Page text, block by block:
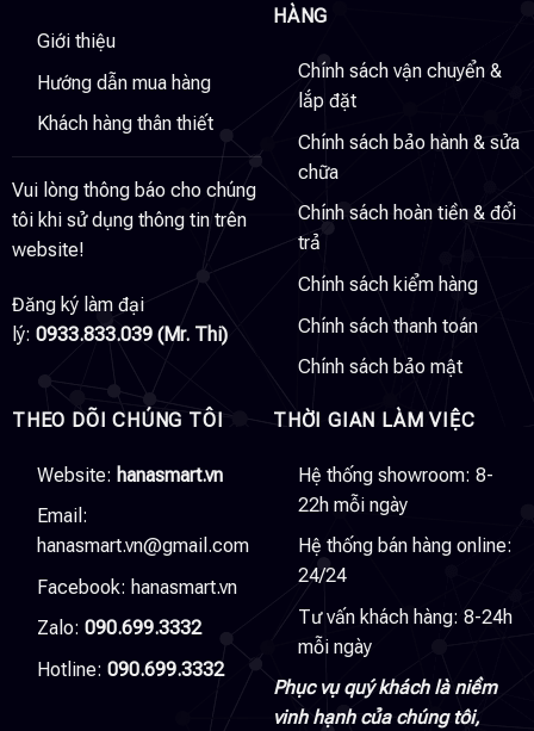
Giới thiệu
Hướng dẫn mua hàng
Khách hàng thân thiết
Vui lòng thông báo cho chúng
tôi khi sử dụng thông tin trên
website!
Đăng ký làm đại
lý: 0933.833.039 (Mr. Thi)
HÀNG
Chính sách vận chuyển &
lắp đặt
Chính sách bảo hành & sửa
chữa
Chính sách hoàn tiền & đổi
trả
Chính sách kiểm hàng
Chính sách thanh toán
Chính sách bảo mật
THEO DÕI CHÚNG TÔI
Website: hanasmart.vn
Email:
hanasmart.vn@gmail.com
Facebook: hanasmart.vn
Zalo: 090.699.3332
Hotline: 090.699.3332
THỜI GIAN LÀM VIỆC
Hệ thống showroom: 8-
22h mỗi ngày
Hệ thống bán hàng online:
24/24
Tư vấn khách hàng: 8-24h
mỗi ngày
Phục vụ quý khách là niềm
vinh hạnh của chúng tôi,